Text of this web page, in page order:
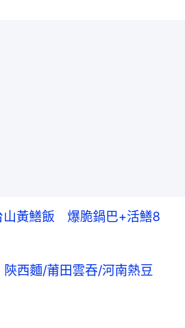
山黃鱔飯 爆脆鍋巴+活鱔8
西麵/莆田雲吞/河南熱豆